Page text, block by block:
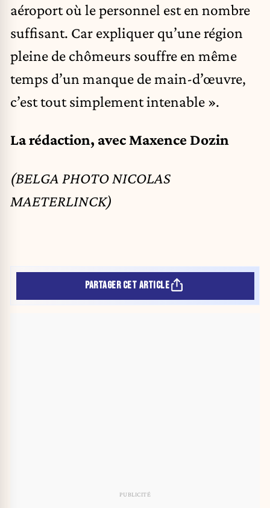
aéroport où le personnel est en nombre
suffisant. Car expliquer qu’une région
pleine de chômeurs souffre en même
temps d’un manque de main-d’œuvre,
c’est tout simplement intenable ».
La rédaction, avec Maxence Dozin
(BELGA PHOTO NICOLAS
MAETERLINCK)
PARTAGER CET ARTICLE